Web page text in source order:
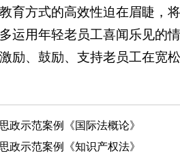
育方式的高效性迫在眉睫，
运用年轻老员工喜闻乐见的
励、鼓励、支持老员工在宽
政示范案例《国际法概论》
政示范案例《知识产权法》